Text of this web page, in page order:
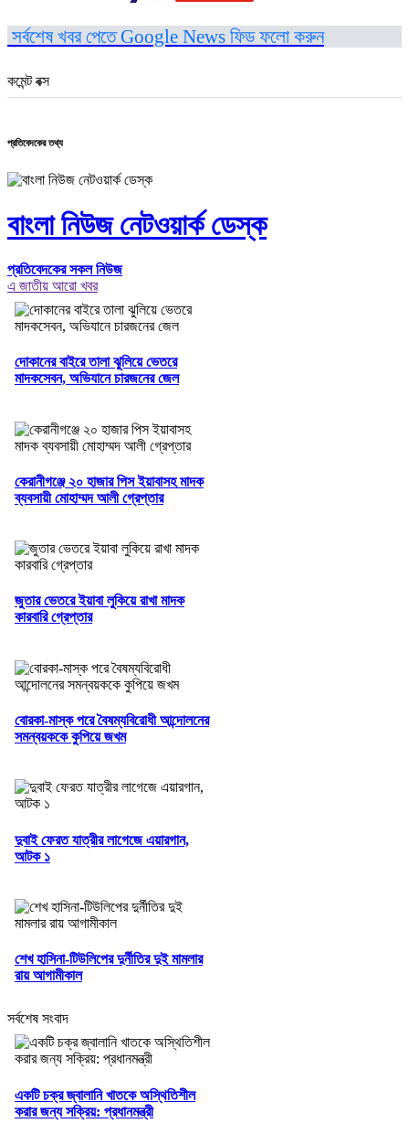
সর্বশেষ খবর পেতে Google News ফিড ফলো করুন
কমেন্ট বক্স
প্রতিবেদকের তথ্য
বাংলা নিউজ নেটওয়ার্ক ডেস্ক
প্রতিবেদকের সকল নিউজ
এ জাতীয় আরো খবর
দোকানের বাইরে তালা ঝুলিয়ে ভেতরে
মাদকসেবন, অভিযানে চারজনের জেল
কেরানীগঞ্জে ২০ হাজার পিস ইয়াবাসহ মাদক
ব্যবসায়ী মোহাম্মদ আলী গ্রেপ্তার
জুতার ভেতরে ইয়াবা লুকিয়ে রাখা মাদক
কারবারি গ্রেপ্তার
বোরকা-মাস্ক পরে বৈষম্যবিরোধী আন্দোলনের
সমন্বয়ককে কুপিয়ে জখম
দুবাই ফেরত যাত্রীর লাগেজে এয়ারগান,
আটক ১
শেখ হাসিনা-টিউলিপের দুর্নীতির দুই মামলার
রায় আগামীকাল
সর্বশেষ সংবাদ
একটি চক্র জ্বালানি খাতকে অস্থিতিশীল
করার জন্য সক্রিয়: প্রধানমন্ত্রী